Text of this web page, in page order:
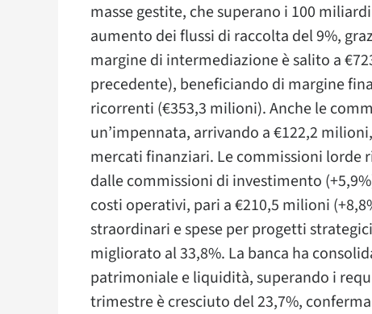
masse gestite, che superano i 100
aumento dei flussi di raccolta del 9%,
margine di intermediazione è salito a
precedente), beneficiando di margine
ricorrenti (€353,3 milioni). Anche le
un’impennata, arrivando a €122,2
mercati finanziari. Le commissioni lorde
dalle commissioni di investimento
costi operativi, pari a €210,5 milioni
straordinari e spese per progetti
migliorato al 33,8%. La banca ha
patrimoniale e liquidità, superando i
trimestre è cresciuto del 23,7%,